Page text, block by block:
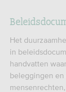
Het
in
handvatten
beleggingen en